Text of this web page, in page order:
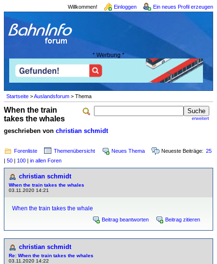
Willkommen! Einloggen Ein neues Profil erzeugen
* Werbung *
Startseite >Auslandsforum > Thema
erweitert
When the train
takes the whales
geschrieben von christian schmidt
Forenliste Themenübersicht Neues Thema Neueste Beiträge: 25
| 50 | 100 | in allen Foren
christian schmidt
When the train takes the whales
03.11.2020 14:21
When the train takes the whale
Beitrag beantworten Beitrag zitieren
christian schmidt
Re: When the train takes the whales
03.11.2020 14:22